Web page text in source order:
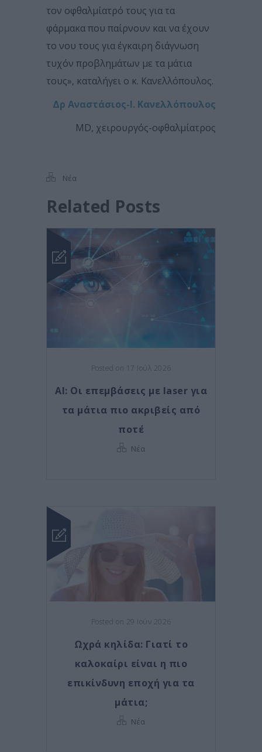
τον οφθαλμίατρό τους για τα
φάρμακα που παίρνουν και να έχουν
το νου τους για έγκαιρη διάγνωση
τυχόν προβλημάτων με τα μάτια
τους», καταλήγει ο κ. Κανελλόπουλος.
Δρ Αναστάσιος-Ι. Κανελλόπουλος
MD, χειρουργός-οφθαλμίατρος
Νέα
Related Posts
Posted on 17 Ιούλ 2026
AI: Οι επεμβάσεις με laser για
τα μάτια πιο ακριβείς από
ποτέ
Νέα
Posted on 29 Ιούν 2026
Ωχρά κηλίδα: Γιατί το
καλοκαίρι είναι η πιο
επικίνδυνη εποχή για τα
μάτια;
Νέα